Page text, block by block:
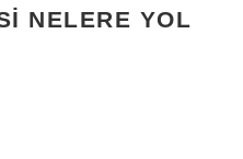
NELERE YOL